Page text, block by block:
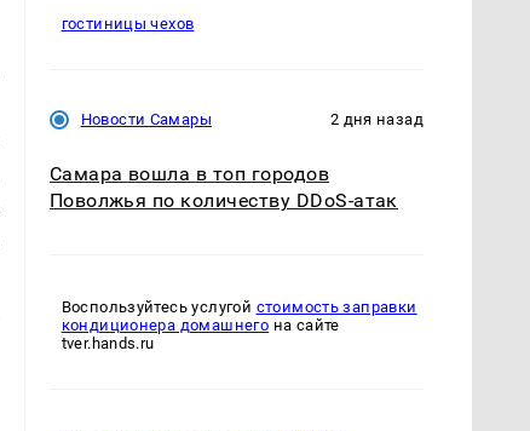
гостиницы чехов
Новости Самары 2 дня назад
Самара вошла в топ городов
Поволжья по количеству DDoS-атак
Воспользуйтесь услугой стоимость заправки
кондиционера домашнего на сайте
tver.hands.ru